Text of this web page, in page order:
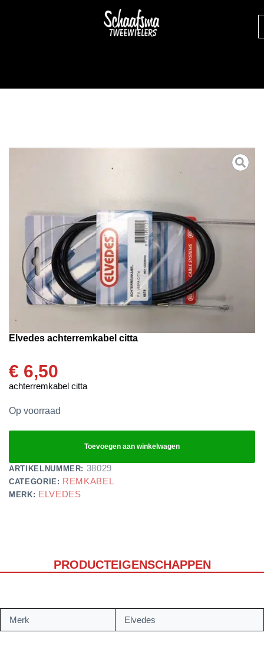
Elvedes achterremkabel citta
€ 6,50
achterremkabel citta
Op voorraad
Toevoegen aan winkelwagen
ARTIKELNUMMER: 38029
CATEGORIE: REMKABEL
MERK: ELVEDES
PRODUCTEIGENSCHAPPEN
Merk Elvedes